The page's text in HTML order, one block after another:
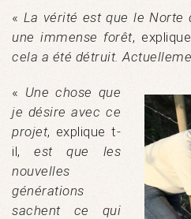
« La vérité est que le Norte
une immense forêt,
cela a été détruit.
« Une chose que
je désire avec ce
projet, explique t-
il,est que les
nouvelles
générations
sachent ce qui